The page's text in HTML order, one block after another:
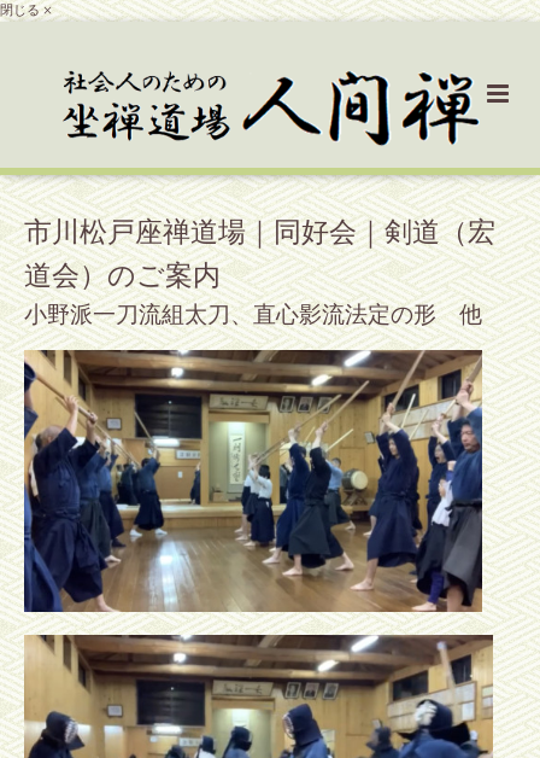
閉じる ×
市川松戸座禅道場｜同好会｜剣道（宏
道会）のご案内
小野派一刀流組太刀、直心影流法定の形 他